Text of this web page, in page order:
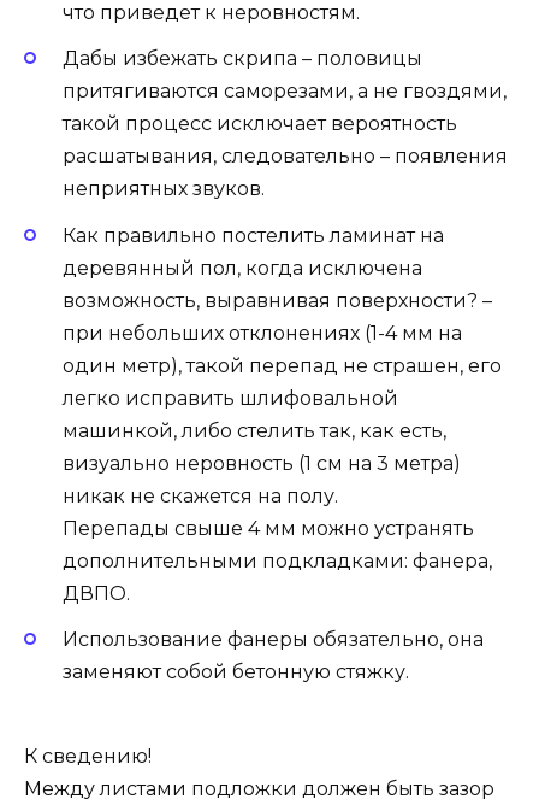
что приведет к неровностям.
Дабы избежать скрипа – половицы
притягиваются саморезами, а не гвоздями,
такой процесс исключает вероятность
расшатывания, следовательно – появления
неприятных звуков.
Как правильно постелить ламинат на
деревянный пол, когда исключена
возможность, выравнивая поверхности? –
при небольших отклонениях (1-4 мм на
один метр), такой перепад не страшен, его
легко исправить шлифовальной
машинкой, либо стелить так, как есть,
визуально неровность (1 см на 3 метра)
никак не скажется на полу.
Перепады свыше 4 мм можно устранять
дополнительными подкладками: фанера,
ДВПО.
Использование фанеры обязательно, она
заменяют собой бетонную стяжку.
К сведению!
Между листами подложки должен быть зазор